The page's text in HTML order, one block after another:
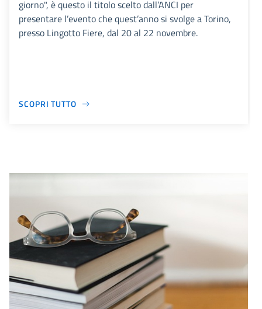
giorno", è questo il titolo scelto dall’ANCI per
presentare l’evento che quest’anno si svolge a Torino,
presso Lingotto Fiere, dal 20 al 22 novembre.
SCOPRI TUTTO